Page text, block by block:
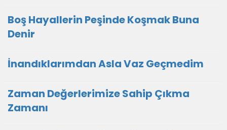
Boş Hayallerin Peşinde Koşmak Buna
Denir
İnandıklarımdan Asla Vaz Geçmedim
Zaman Değerlerimize Sahip Çıkma
Zamanı